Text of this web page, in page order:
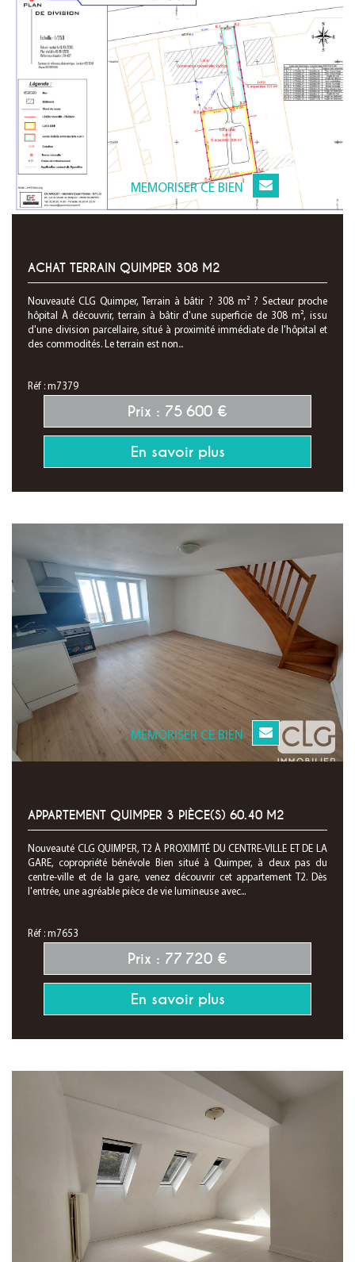
MEMORISER CE BIEN
ACHAT TERRAIN QUIMPER 308 M2
Nouveauté CLG Quimper, Terrain à bâtir ? 308 m² ? Secteur proche
hôpital À découvrir, terrain à bâtir d'une superficie de 308 m², issu
d'une division parcellaire, situé à proximité immédiate de l'hôpital et
des commodités. Le terrain est non...
Réf : m7379
Prix : 75 600 €
En savoir plus
MEMORISER CE BIEN
APPARTEMENT QUIMPER 3 PIÈCE(S) 60.40 M2
Nouveauté CLG QUIMPER, T2 À PROXIMITÉ DU CENTRE-VILLE ET DE LA
GARE, copropriété bénévole Bien situé à Quimper, à deux pas du
centre-ville et de la gare, venez découvrir cet appartement T2. Dès
l'entrée, une agréable pièce de vie lumineuse avec...
Réf : m7653
Prix : 77 720 €
En savoir plus